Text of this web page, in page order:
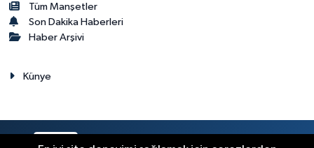
Tüm Manşetler
Son Dakika Haberleri
Haber Arşivi
Künye
RSS Copyright © 2023. Her hakkı saklıdır.